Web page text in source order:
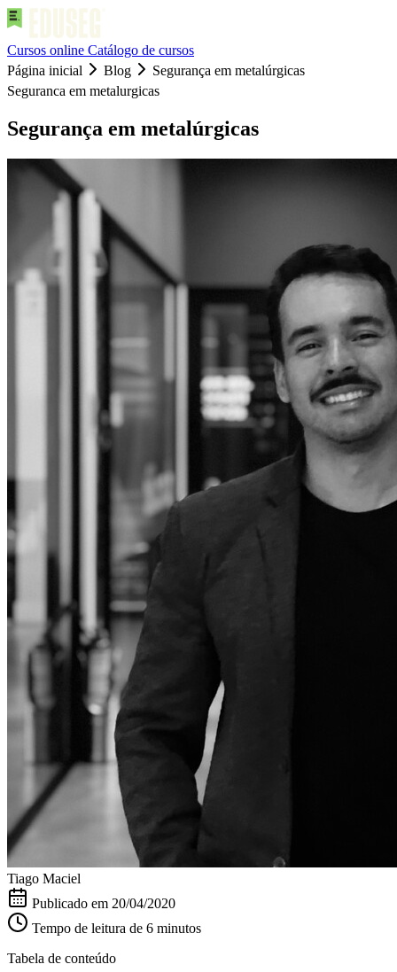
Cursos online Catálogo de cursos
Página inicial
Blog
Segurança em metalúrgicas
Seguranca em metalurgicas
Segurança em metalúrgicas
Tiago Maciel
Publicado em 20/04/2020
Tempo de leitura de 6 minutos
Tabela de conteúdo